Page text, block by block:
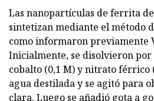
Las nanopartículas de ferrita de
sintetizan mediante el método
como informaron previamente
Inicialmente, se disolvieron
cobalto (0,1 M) y nitrato férrico
agua destilada y se agitó para
clara. Luego se añadió gota a